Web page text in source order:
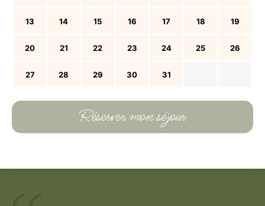
13 14 15 16 17 18 19
20 21 22 23 24 25 26
27 28 29 30 31
Réserver mon séjour